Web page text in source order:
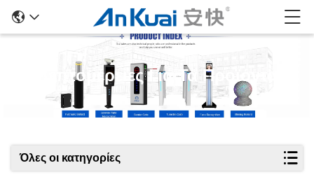
Λεπτομέρειες Για Τα Προϊόντα
Όλες οι κατηγορίες